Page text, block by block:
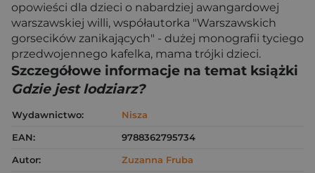
opowieści dla dzieci o nabardziej awangardowej
warszawskiej willi, współautorka "Warszawskich
gorsecików zanikających" - dużej monografii tyciego
przedwojennego kafelka, mama trójki dzieci.
Szczegółowe informacje na temat książki
Gdzie jest lodziarz?
Wydawnictwo:
Nisza
EAN:
9788362795734
Autor:
Zuzanna Fruba